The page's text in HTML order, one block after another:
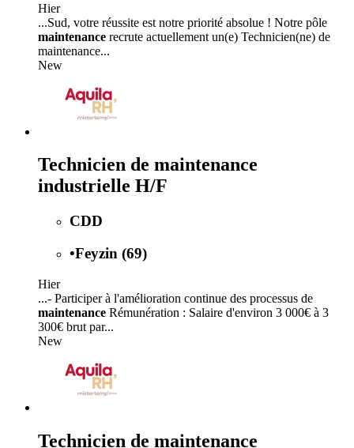
Hier
...Sud, votre réussite est notre priorité absolue ! Notre pôle
maintenance recrute actuellement un(e) Technicien(ne) de
maintenance...
New
Technicien de maintenance
industrielle H/F
CDD
•Feyzin (69)
Hier
...- Participer à l'amélioration continue des processus de
maintenance Rémunération : Salaire d'environ 3 000€ à 3
300€ brut par...
New
Technicien de maintenance